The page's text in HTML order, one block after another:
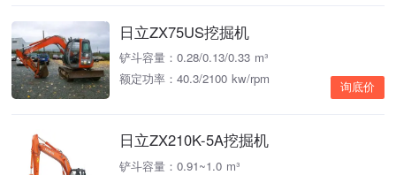
日立ZX75US挖掘机
铲斗容量：0.28/0.13/0.33 m³
额定功率：40.3/2100 kw/rpm
询底价
日立ZX210K-5A挖掘机
铲斗容量：0.91~1.0 m³